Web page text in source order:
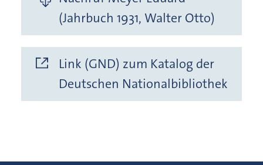
(Jahrbuch 1931, Walter Otto)
Link (GND) zum Katalog der
Deutschen Nationalbibliothek